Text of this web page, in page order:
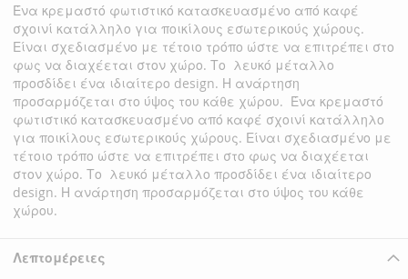
Ένα κρεμαστό φωτιστικό κατασκευασμένο από καφέ
σχοινί κατάλληλο για ποικίλους εσωτερικούς χώρους.
Είναι σχεδιασμένο με τέτοιο τρόπο ώστε να επιτρέπει στο
φως να διαχέεται στον χώρο. Το λευκό μέταλλο
προσδίδει ένα ιδιαίτερο design. Η ανάρτηση
προσαρμόζεται στο ύψος του κάθε χώρου. Ένα κρεμαστό
φωτιστικό κατασκευασμένο από καφέ σχοινί κατάλληλο
για ποικίλους εσωτερικούς χώρους. Είναι σχεδιασμένο με
τέτοιο τρόπο ώστε να επιτρέπει στο φως να διαχέεται
στον χώρο. Το λευκό μέταλλο προσδίδει ένα ιδιαίτερο
design. Η ανάρτηση προσαρμόζεται στο ύψος του κάθε
χώρου.
Λεπτομέρειες